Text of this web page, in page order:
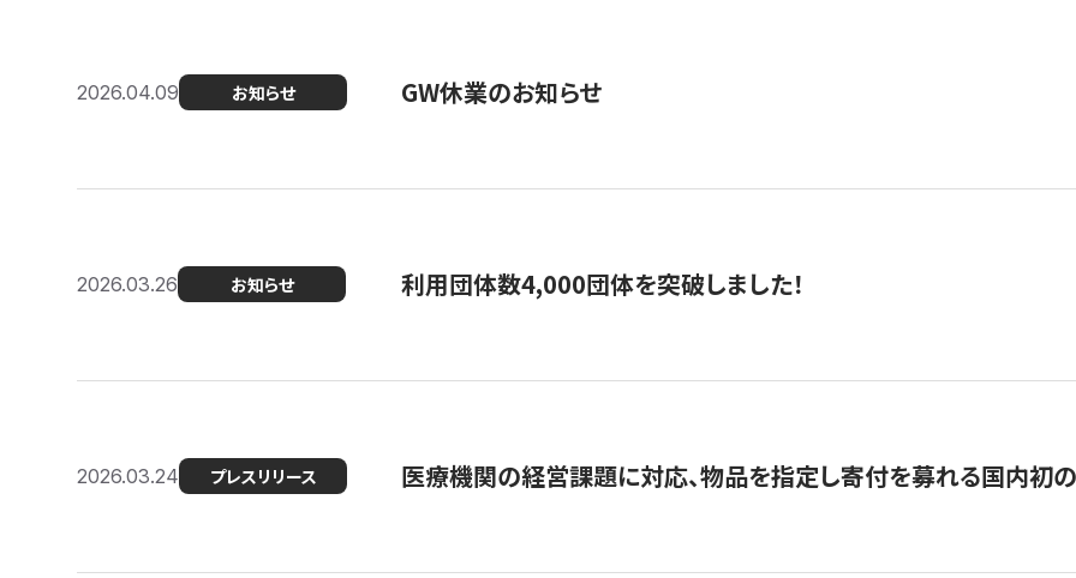
2026.04.09 お知らせ GW休業のお知らせ
2026.03.26 お知らせ 利用団体数4,000団体を突破しました！
2026.03.24 プレスリリース 医療機関の経営課題に対応、物品を指定し寄付を募れる国内初の